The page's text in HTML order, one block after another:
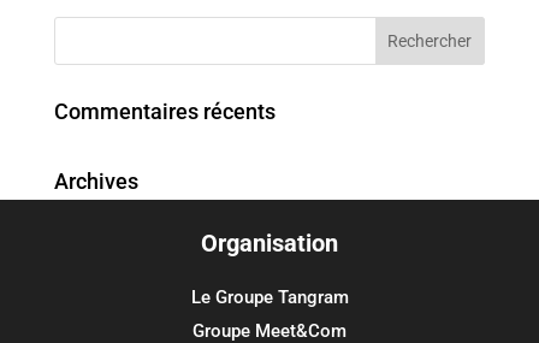
Commentaires récents
Archives
Organisation
Le Groupe Tangram
Groupe Meet&Com